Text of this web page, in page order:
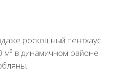
роскошный пентхаус
в динамичном районе